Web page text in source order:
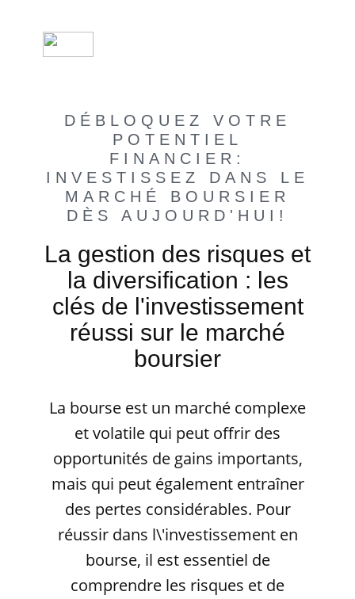
DÉBLOQUEZ VOTRE
POTENTIEL
FINANCIER:
INVESTISSEZ DANS LE
MARCHÉ BOURSIER
DÈS AUJOURD'HUI!
La gestion des risques et
la diversification : les
clés de l'investissement
réussi sur le marché
boursier
La bourse est un marché complexe
et volatile qui peut offrir des
opportunités de gains importants,
mais qui peut également entraîner
des pertes considérables. Pour
réussir dans l\'investissement en
bourse, il est essentiel de
comprendre les risques et de